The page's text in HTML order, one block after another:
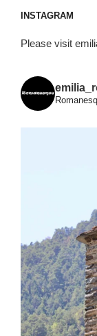
INSTAGRAM
Please visit